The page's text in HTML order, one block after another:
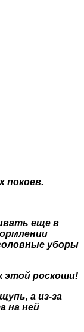
покоев.
еще в
уборы
этой роскоши!
а из-за
на ней